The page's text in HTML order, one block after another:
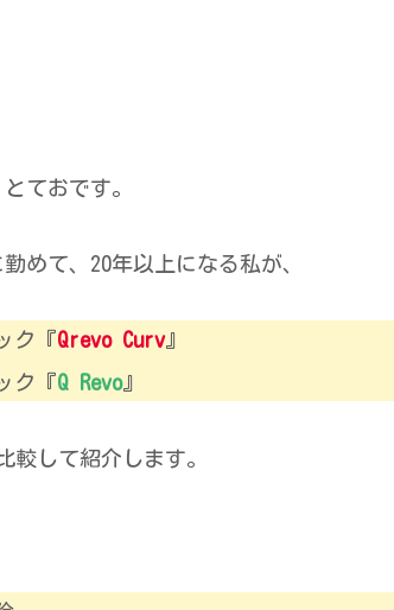
ておです。
めて、20年以上になる私が、
ク『Qrevo Curv』
ク『Q Revo』
較して紹介します。